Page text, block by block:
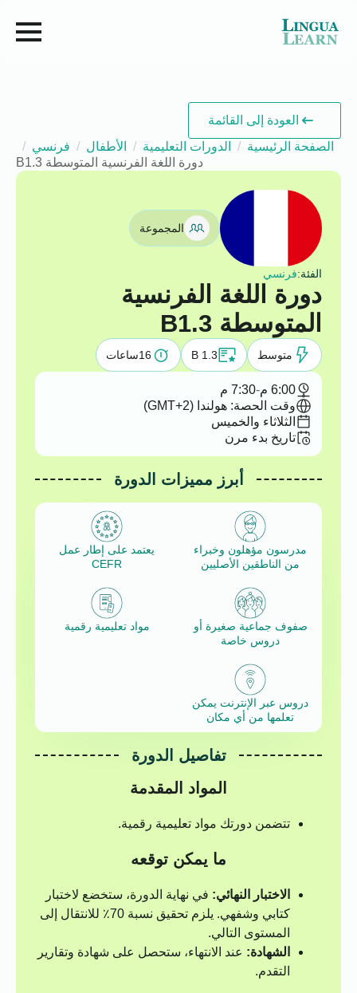
العودة إلى القائمة
الصفحة الرئيسية
الدورات التعليمية الأطفال
فرنسي
دورة اللغة الفرنسية المتوسطة B1.3
المجموعة
الفئة:فرنسي
دورة اللغة الفرنسية
المتوسطة B1.3
متوسط B 1.3
16ساعات
6:00 م -7:30 م
وقت الحصة: هولندا (GMT+2)
الثلاثاء والخميس
تاريخ بدء مرن
أبرز مميزات الدورة
مدرسون مؤهلون وخبراء
من الناطقين الأصليين
يعتمد على إطار عمل
CEFR
صفوف جماعية صغيرة أو
دروس خاصة
مواد تعليمية رقمية
دروس عبر الإنترنت يمكن
تعلمها من أي مكان
تفاصيل الدورة
المواد المقدمة
تتضمن دورتك مواد تعليمية رقمية.
ما يمكن توقعه
الاختبار النهائي: في نهاية الدورة، ستخضع لاختبار
كتابي وشفهي. يلزم تحقيق نسبة 70٪ للانتقال إلى
المستوى التالي.
الشهادة: عند الانتهاء، ستحصل على شهادة وتقارير
التقدم.